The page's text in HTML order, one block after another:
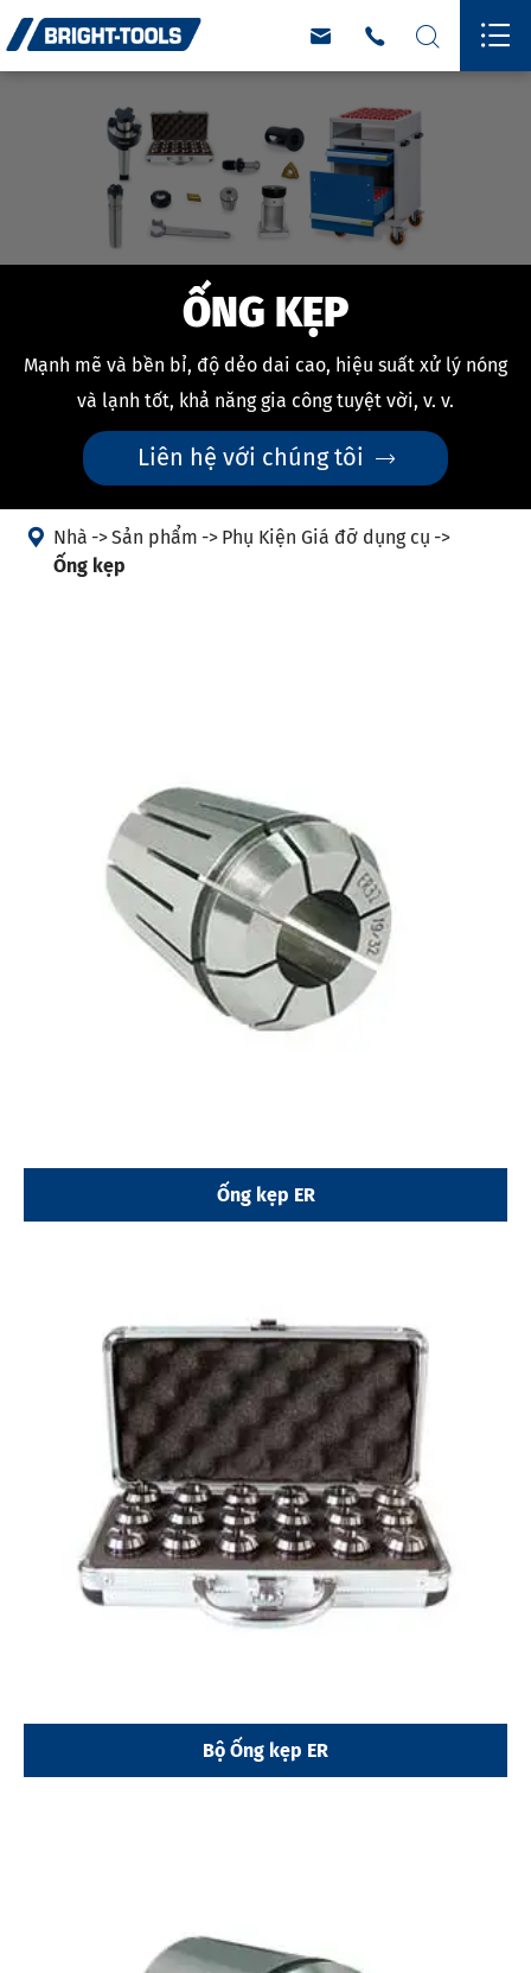
   
ỐNG KẸP
Mạnh mẽ và bền bỉ, độ dẻo dai cao, hiệu suất xử lý nóng
và lạnh tốt, khả năng gia công tuyệt vời, v. v.
Liên hệ với chúng tôi 
 Nhà Sản phẩm
Phụ Kiện Giá đỡ dụng cụ
Ống kẹp
Ống kẹp ER
Bộ Ống kẹp ER